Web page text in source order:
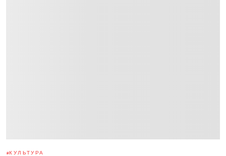
КУЛЬТУРА